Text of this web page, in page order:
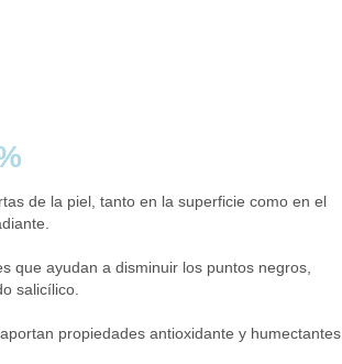
de la piel, tanto en la superficie como en el
que ayudan a disminuir los puntos negros,
salicílico.
propiedades antioxidante y humectantes.